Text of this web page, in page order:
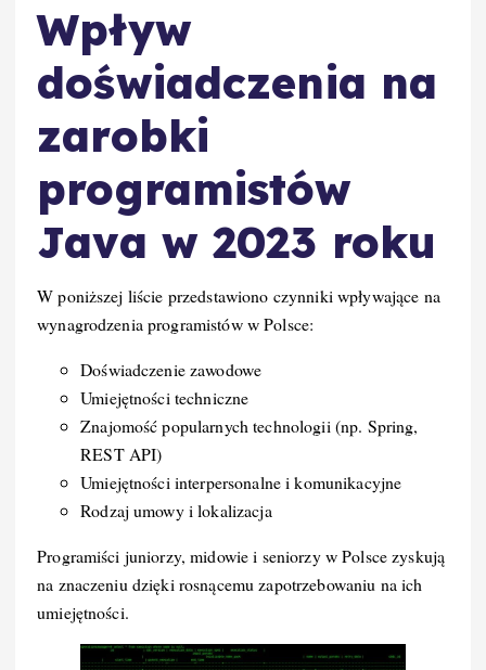
Wpływ
doświadczenia na
zarobki
programistów
Java w 2023 roku
W poniższej liście przedstawiono czynniki wpływające na
wynagrodzenia programistów w Polsce:
Doświadczenie zawodowe
Umiejętności techniczne
Znajomość popularnych technologii (np. Spring,
REST API)
Umiejętności interpersonalne i komunikacyjne
Rodzaj umowy i lokalizacja
Programiści juniorzy, midowie i seniorzy w Polsce zyskują
na znaczeniu dzięki rosnącemu zapotrzebowaniu na ich
umiejętności.